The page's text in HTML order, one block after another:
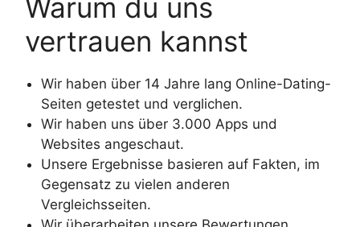
Warum du uns
vertrauen kannst
Wir haben über 14 Jahre lang Online-Dating-
Seiten getestet und verglichen.
Wir haben uns über 3.000 Apps und
Websites angeschaut.
Unsere Ergebnisse basieren auf Fakten, im
Gegensatz zu vielen anderen
Vergleichsseiten.